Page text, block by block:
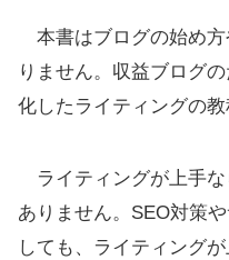
本書はブログの始め方
りません。収益ブログ
化したライティングの教
ライティングが上手な
ありません。SEO対策
しても、ライティング